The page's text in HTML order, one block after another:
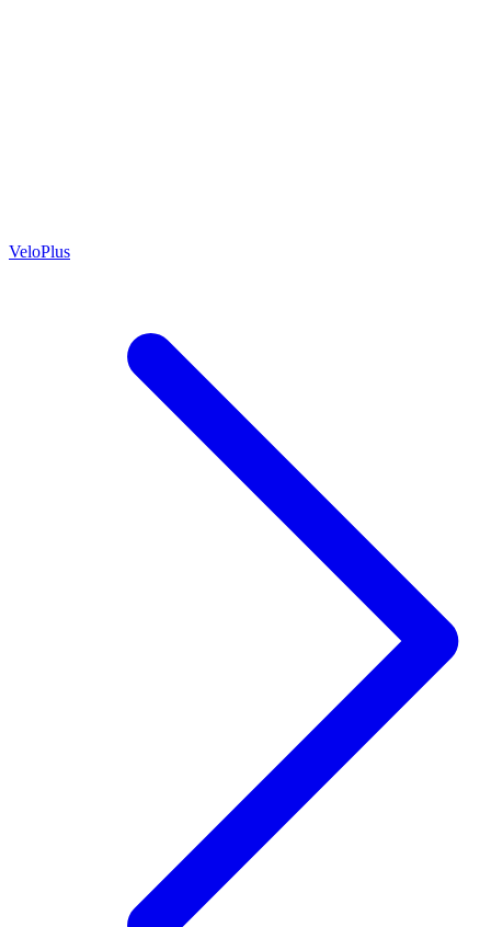
VeloPlus